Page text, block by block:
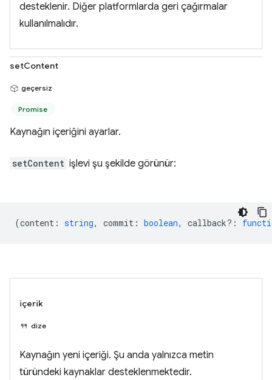
desteklenir. Diğer platformlarda geri çağırmalar
kullanılmalıdır.
setContent
geçersiz
Promise
Kaynağın içeriğini ayarlar.
setContent işlevi şu şekilde görünür:
(content : string, commit : boolean, callback? :
içerik
dize
Kaynağın yeni içeriği. Şu anda yalnızca metin
türündeki kaynaklar desteklenmektedir.